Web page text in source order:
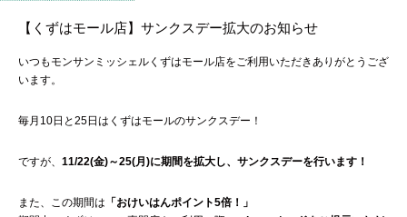
【くずはモール店】サンクスデー拡大のお知らせ
いつもモンサンミッシェルくずはモール店をご利用いただきありがとうござ
います。
毎月10日と25日はくずはモールのサンクスデー！
ですが、 11/22(金)～25(月)に期間を拡大し、サンクスデーを行います！
また、この期間は 「おけいはんポイント5倍！」